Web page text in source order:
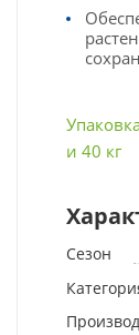
и 40 кг
Сезон